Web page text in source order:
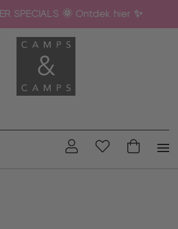
SPECIALS 🌞 Ontdek hier ✨